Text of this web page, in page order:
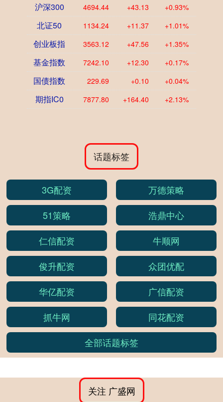
沪深300 4694.44 +43.13 +0.93%
北证50 1134.24 +11.37 +1.01%
创业板指 3563.12 +47.56 +1.35%
基金指数 7242.10 +12.30 +0.17%
国债指数 229.69 +0.10 +0.04%
期指IC0 7877.80 +164.40 +2.13%
话题标签
3G配资
万德策略
51策略
浩鼎中心
仁信配资
牛顺网
俊升配资
众团优配
华亿配资
广信配资
抓牛网
同花配资
全部话题标签
关注 广盛网